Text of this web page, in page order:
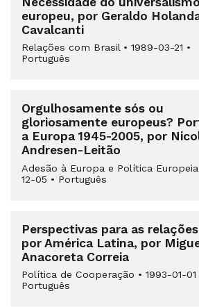
europeu, por Geraldo
Cavalcanti
Relações com Brasil • 1989-03-21 •
Português
Orgulhosamente sós ou
gloriosamente europeus?
a Europa 1945-2005, por
Andresen-Leitão
Adesão à Europa e Política Europeia
12-05 • Português
Perspectivas para as relações
por América Latina, por
Anacoreta Correia
Política de Cooperação • 1993-01-01
Português